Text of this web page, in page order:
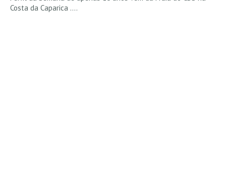
Costa da Caparica ....